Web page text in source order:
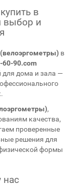
в
выбор и
в
60-90.com
для дома и зала —
,
качества,
проверенные
решения для
формы
нас